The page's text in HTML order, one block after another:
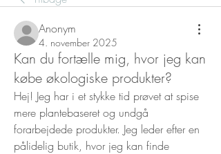
Anonym
4. november 2025
Kan du fortælle mig, hvor jeg kan
købe økologiske produkter?
Hej! Jeg har i et stykke tid prøvet at spise
mere plantebaseret og undgå
forarbejdede produkter. Jeg leder efter en
pålidelig butik, hvor jeg kan finde